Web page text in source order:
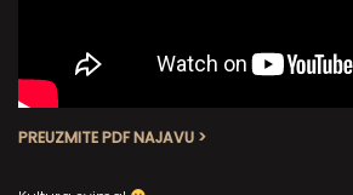
PREUZMITE PDF NAJAVU >